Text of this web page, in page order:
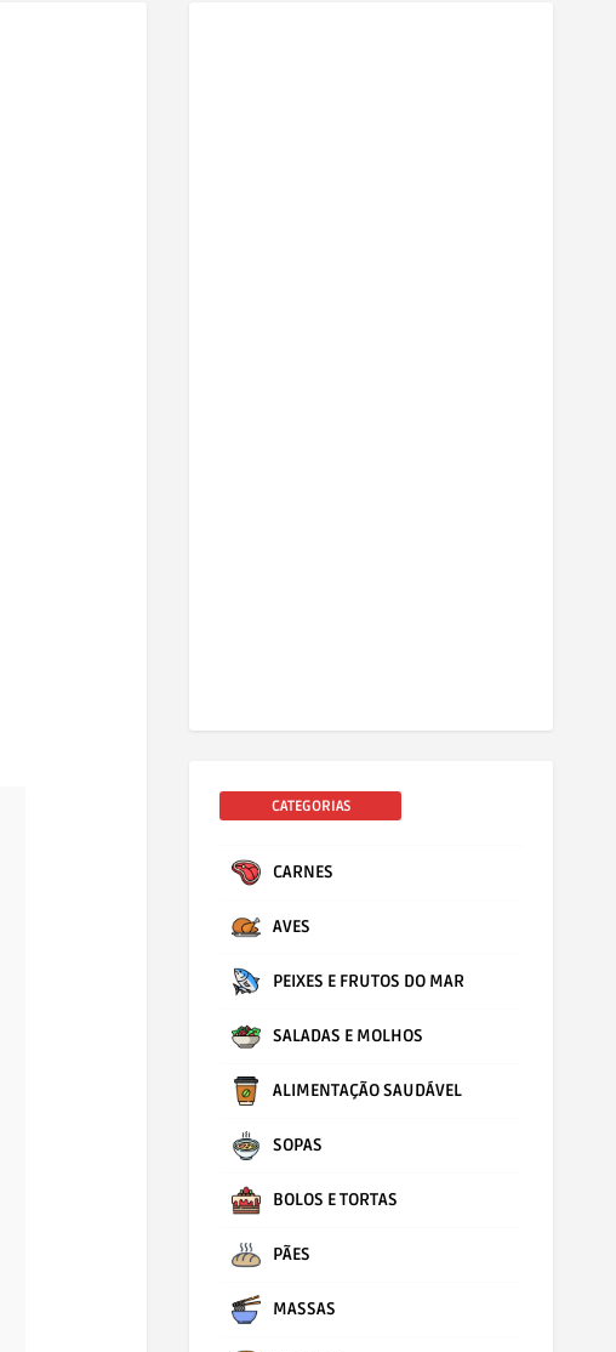
CATEGORIAS
CARNES
AVES
PEIXES E FRUTOS DO MAR
SALADAS E MOLHOS
ALIMENTAÇÃO SAUDÁVEL
SOPAS
BOLOS E TORTAS
PÃES
MASSAS